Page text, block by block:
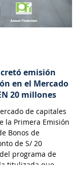
emisión
en el Mercado
20 millones
de capitales
la Primera Emisión
Bonos de
de S/ 20
programa de
titulizada que